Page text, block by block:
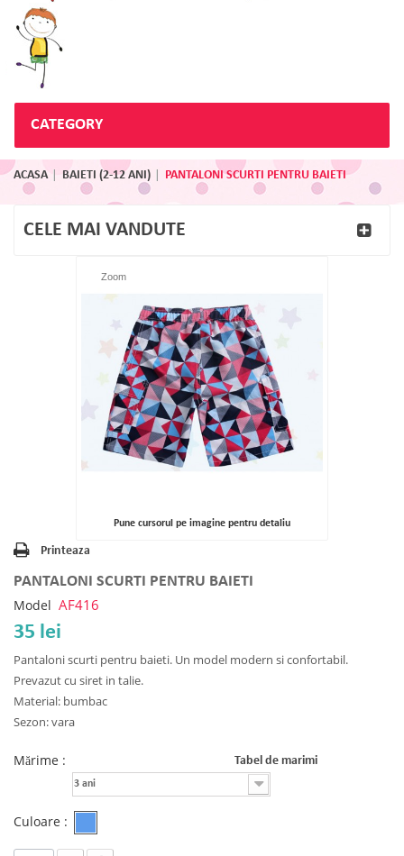
CATEGORY
ACASA BAIETI (2-12 ANI) PANTALONI SCURTI PENTRU BAIETI
CELE MAI VANDUTE
Zoom
Pune cursorul pe imagine pentru detaliu
Printeaza
PANTALONI SCURTI PENTRU BAIETI
Model AF416
35 lei
Pantaloni scurti pentru baieti. Un model modern si confortabil.
Prevazut cu siret in talie.
Material: bumbac
Sezon: vara
Mărime : Tabel de marimi
3 ani
Culoare :